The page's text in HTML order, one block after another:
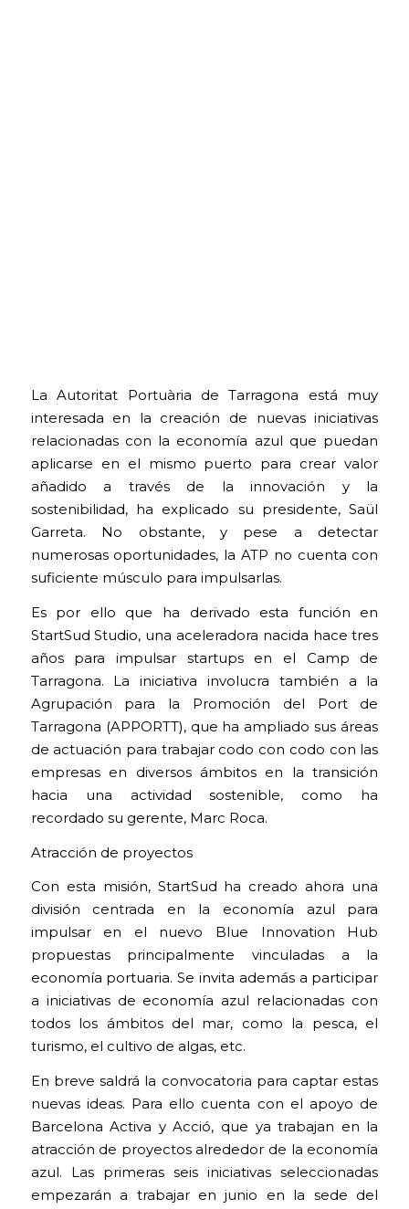
La Autoritat Portuària de Tarragona está muy
interesada en la creación de nuevas iniciativas
relacionadas con la economía azul que puedan
aplicarse en el mismo puerto para crear valor
añadido a través de la innovación y la
sostenibilidad, ha explicado su presidente, Saül
Garreta. No obstante, y pese a detectar
numerosas oportunidades, la ATP no cuenta con
suficiente músculo para impulsarlas.
Es por ello que ha derivado esta función en
StartSud Studio, una aceleradora nacida hace tres
años para impulsar startups en el Camp de
Tarragona. La iniciativa involucra también a la
Agrupación para la Promoción del Port de
Tarragona (APPORTT), que ha ampliado sus áreas
de actuación para trabajar codo con codo con las
empresas en diversos ámbitos en la transición
hacia una actividad sostenible, como ha
recordado su gerente, Marc Roca.
Atracción de proyectos
Con esta misión, StartSud ha creado ahora una
división centrada en la economía azul para
impulsar en el nuevo Blue Innovation Hub
propuestas principalmente vinculadas a la
economía portuaria. Se invita además a participar
a iniciativas de economía azul relacionadas con
todos los ámbitos del mar, como la pesca, el
turismo, el cultivo de algas, etc.
En breve saldrá la convocatoria para captar estas
nuevas ideas. Para ello cuenta con el apoyo de
Barcelona Activa y Acció, que ya trabajan en la
atracción de proyectos alrededor de la economía
azul. Las primeras seis iniciativas seleccionadas
empezarán a trabajar en junio en la sede del